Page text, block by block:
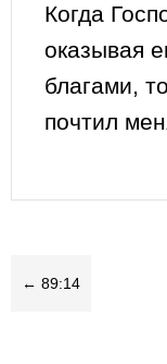
Когда
оказывая
благами,
почтил
← 89:14